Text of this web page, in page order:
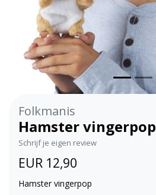
Folkmanis
Hamster vingerpop
Schrijf je eigen review
EUR 12,90
Hamster vingerpop